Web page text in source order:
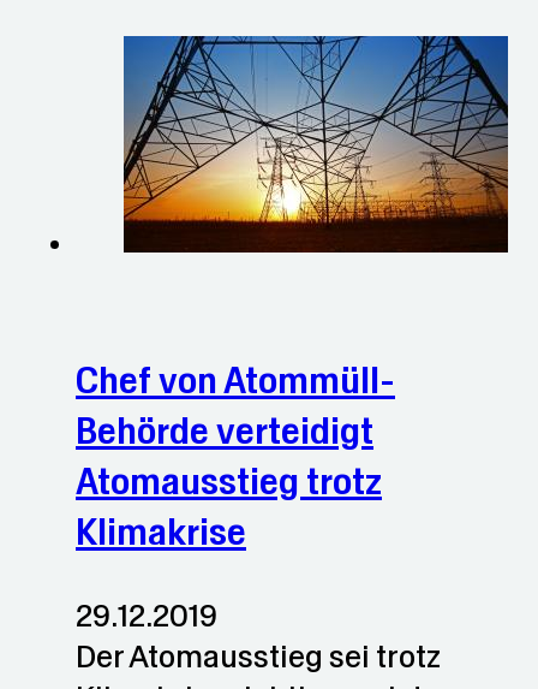
Chef von Atommüll-
Behörde verteidigt
Atomausstieg trotz
Klimakrise
29.12.2019
Der Atomausstieg sei trotz